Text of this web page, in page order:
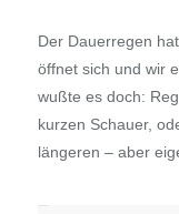
Der Dauerregen
öffnet sich und wir
wußte es doch:
kurzen Schauer,
längeren – aber